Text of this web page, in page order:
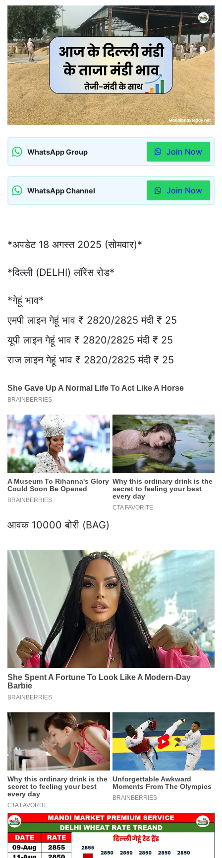
WhatsApp Group Join Now
WhatsApp Channel Join Now
*अपडेट 18 अगस्त 2025 (सोमवार)*
*दिल्ली (DELHI) लॉरेंस रोड*
*गेहूं भाव*
एमपी लाइन गेहूं भाव ₹ 2820/2825 मंदी ₹ 25
यूपी लाइन गेहूं भाव ₹ 2820/2825 मंदी ₹ 25
राज लाइन गेहूं भाव ₹ 2820/2825 मंदी ₹ 25
आवक 10000 बोरी (BAG)